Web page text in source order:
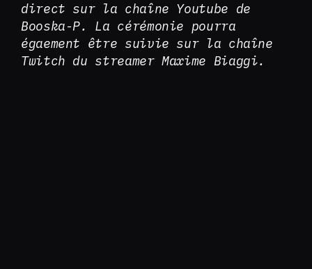
direct sur la chaîne Youtube de
Booska-P. La cérémonie pourra
égaement être suivie sur la chaîne
Twitch du streamer Maxime Biaggi.